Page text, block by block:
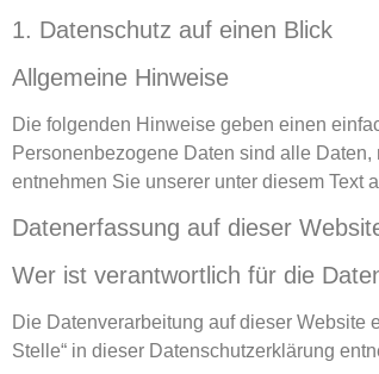
1. Datenschutz auf einen Blick
Allgemeine Hinweise
Die folgenden Hinweise geben einen
Personenbezogene Daten sind alle
entnehmen Sie unserer unter diesem Text
Datenerfassung auf dieser
Wer ist verantwortlich für die
Die Datenverarbeitung auf dieser Website
Stelle“ in dieser Datenschutzerklärung